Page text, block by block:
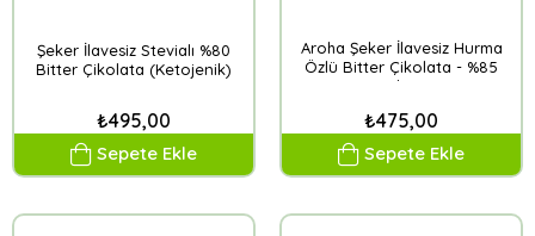
Şeker İlavesiz Stevialı %80
Bitter Çikolata (Ketojenik)
₺495,00
Sepete Ekle
Aroha Şeker İlavesiz Hurma
Özlü Bitter Çikolata - %85
Kakao
₺475,00
Sepete Ekle